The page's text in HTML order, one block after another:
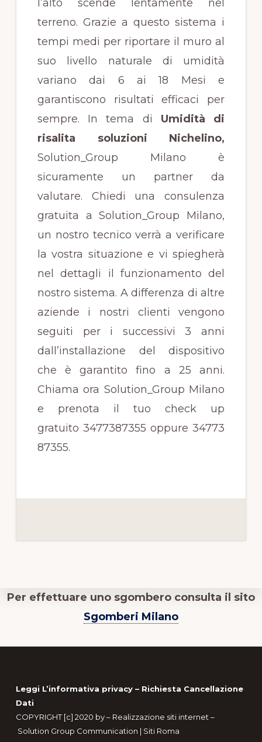
l’alto scende lentamente nel
terreno. Grazie a questo sistema i
tempi medi per riportare il muro al
suo livello naturale di umidità
variano dai 6 ai 18 Mesi e
garantiscono risultati efficaci per
sempre. In tema di Umidità di
risalita soluzioni Nichelino,
Solution_Group Milano è
sicuramente un partner da
valutare. Chiedi una consulenza
gratuita a Solution_Group Milano,
un nostro tecnico verrà a verificare
la vostra situazione e vi spiegherà
nel dettagli il funzionamento del
nostro sistema. A differenza di altre
aziende i nostri clienti vengono
seguiti per i successivi 3 anni
dall’installazione del dispositivo
che è garantito fino a 25 anni.
Chiama ora Solution_Group Milano
e prenota il tuo check up
gratuito 3477387355 oppure 34773
87355.
Per effettuare uno sgombero consulta il sito
Sgomberi Milano
Footer
Leggi L’informativa privacy – Richiesta Cancellazione
Dati
COPYRIGHT [c] 2020 by – Realizzazione siti internet –
Solution Group Communication | Siti Roma